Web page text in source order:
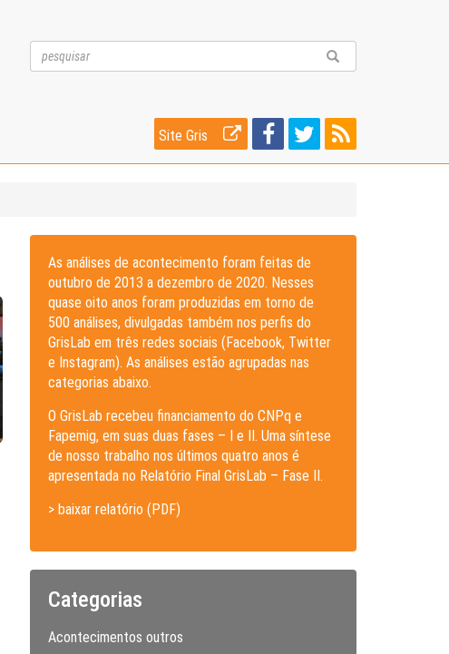
Site Gris
As análises de acontecimento foram feitas de
outubro de 2013 a dezembro de 2020. Nesses
quase oito anos foram produzidas em torno de
500 análises, divulgadas também nos perfis do
GrisLab em três redes sociais (Facebook, Twitter
e Instagram). As análises estão agrupadas nas
categorias abaixo.
O GrisLab recebeu financiamento do CNPq e
Fapemig, em suas duas fases – I e II. Uma síntese
de nosso trabalho nos últimos quatro anos é
apresentada no Relatório Final GrisLab – Fase II.
> baixar relatório (PDF)
Categorias
Acontecimentos outros